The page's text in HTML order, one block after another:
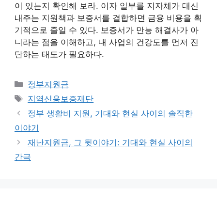
이 있는지 확인해 보라. 이자 일부를 지자체가 대신
내주는 지원책과 보증서를 결합하면 금융 비용을 획
기적으로 줄일 수 있다. 보증서가 만능 해결사가 아
니라는 점을 이해하고, 내 사업의 건강도를 먼저 진
단하는 태도가 필요하다.
카
테
고
리
정부지원금
태
그
지역신용보증재단
정부 생활비 지원, 기대와 현실 사이의 솔직한
이야기
재난지원금, 그 뒷이야기: 기대와 현실 사이의
간극